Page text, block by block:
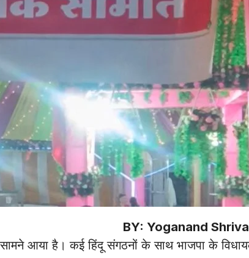
BY: Yoganand
आया है। कई हिंदू संगठनों के साथ भाजपा के